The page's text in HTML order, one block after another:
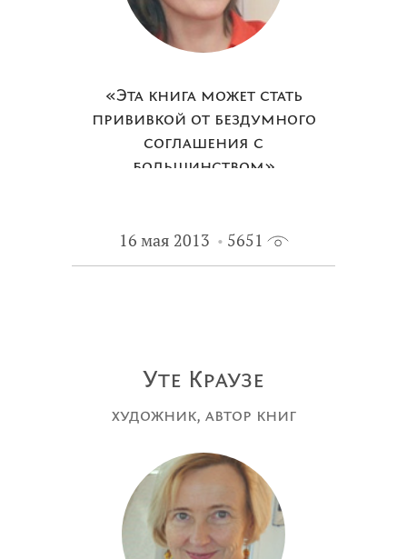
«Эта книга может стать
прививкой от бездумного
соглашения с
большинством»
16 мая 2013 5651
Уте Краузе
художник, автор книг